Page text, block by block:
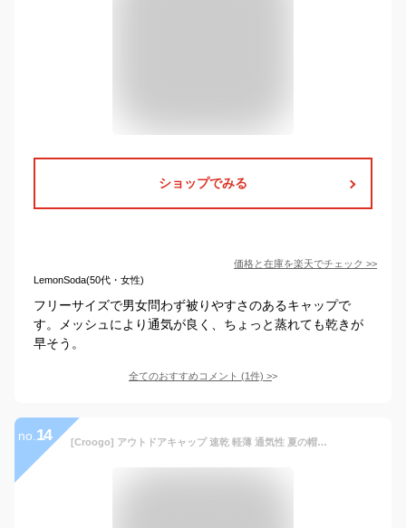
ショップでみる
価格と在庫を楽天でチェック >>
LemonSoda(50代・女性)
フリーサイズで男女問わず被りやすさのあるキャップで
す。メッシュにより通気が良く、ちょっと蒸れても乾きが
早そう。
全てのおすすめコメント (1件) >
no. 14 [Croogo] アウトドアキャップ 速乾 軽薄 通気性 夏の帽子 カジュアル メッシュキャップ ハンチングキャップ スポーツキャップ 野球帽 メンズレディース 日よけ 帽子（CP17-ブラック）